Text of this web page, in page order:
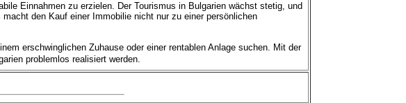
Einnahmen zu erzielen. Der Tourismus in Bulgarien wächst stetig, und
den Kauf einer Immobilie nicht nur zu einer persönlichen
erschwinglichen Zuhause oder einer rentablen Anlage suchen. Mit der
problemlos realisiert werden.